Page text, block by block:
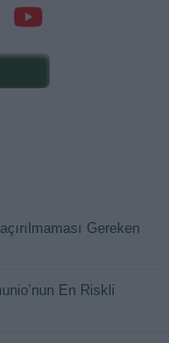
Gereken
En Riskli